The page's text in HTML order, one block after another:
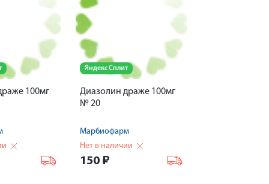
100мг
Яндекс Сплит
Диазолин драже 100мг
№ 20
Марбиофарм
Нет в наличии
150 ₽